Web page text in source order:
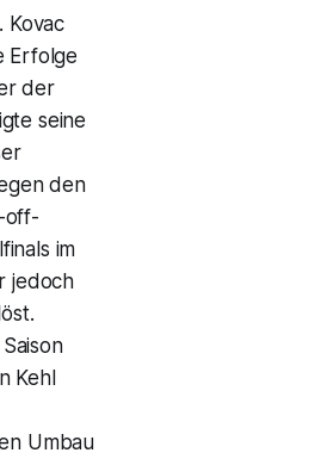
Kovac
Erfolge
der
seine
den
off-
im
jedoch
Kehl
Umbau